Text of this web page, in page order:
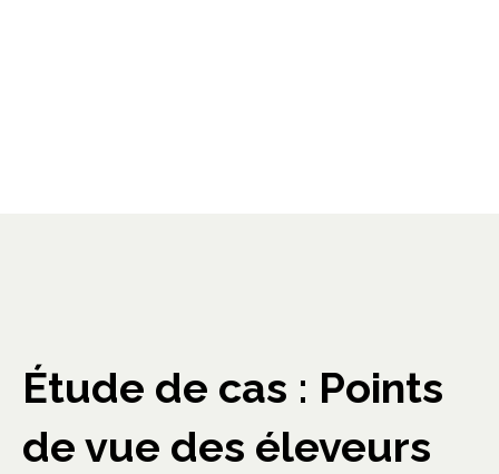
Étude de cas : Points
de vue des éleveurs